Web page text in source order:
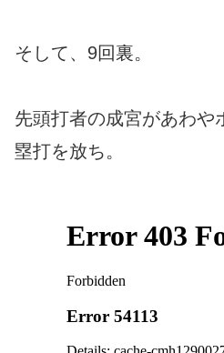
そして、9回裏。
先頭打者の成宮があわや
塁打を放ち。